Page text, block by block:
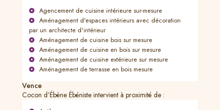
Agencement de cuisine intérieure sur-mesure
Aménagement d'espaces intérieurs avec décoration
par un architecte d'intérieur
Aménagement de cuisine bois sur mesure
Aménagement de cuisine en bois sur mesure
Aménagement de cuisine extérieure sur mesure
Aménagement de terrasse en bois mesure
Vence
Cocon d’Ébène Ébéniste intervient à proximité de :